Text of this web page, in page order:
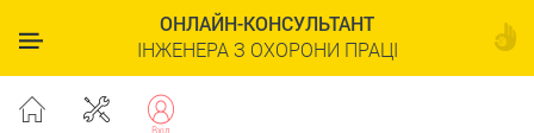
ОНЛАЙН-КОНСУЛЬТАНТ
ІНЖЕНЕРА З ОХОРОНИ ПРАЦІ